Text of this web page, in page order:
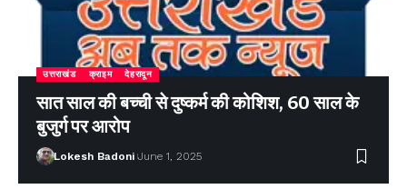
उत्तराखंड क्राइम देहरादून
सात साल की बच्ची से दुष्कर्म की कोशिश, 60 साल के
बुजुर्ग पर आरोप
Lokesh Badoni June 1, 2025